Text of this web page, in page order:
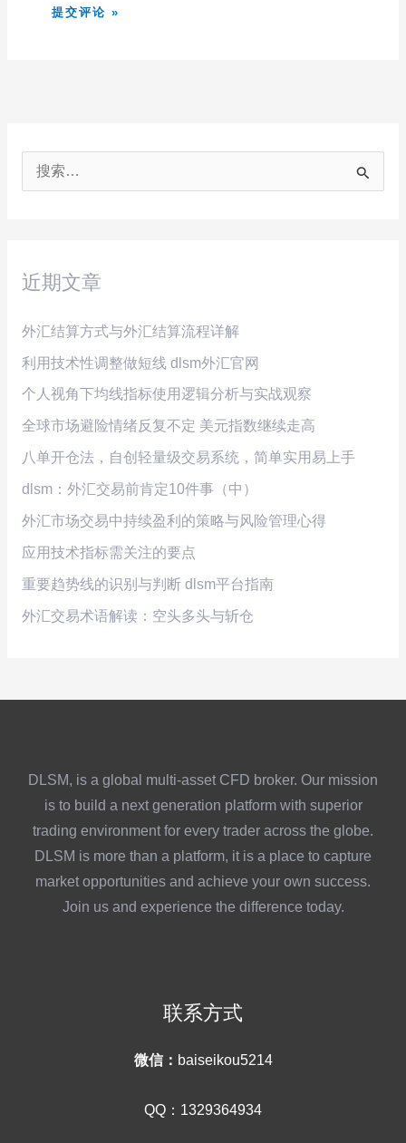
近期文章
外汇结算方式与外汇结算流程详解
利用技术性调整做短线 dlsm外汇官网
个人视角下均线指标使用逻辑分析与实战观察
全球市场避险情绪反复不定 美元指数继续走高
八单开仓法，自创轻量级交易系统，简单实用易上手
dlsm：外汇交易前肯定10件事（中）
外汇市场交易中持续盈利的策略与风险管理心得
应用技术指标需关注的要点
重要趋势线的识别与判断 dlsm平台指南
外汇交易术语解读：空头多头与斩仓
DLSM, is a global multi-asset CFD broker. Our mission
is to build a next generation platform with superior
trading environment for every trader across the globe.
DLSM is more than a platform, it is a place to capture
market opportunities and achieve your own success.
Join us and experience the difference today.
联系方式
微信： baiseikou5214
QQ：1329364934